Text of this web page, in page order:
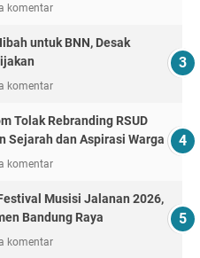
komentar
untuk BNN, Desak
komentar
Tolak Rebranding RSUD
Sejarah dan Aspirasi Warga
komentar
Musisi Jalanan 2026,
Bandung Raya
komentar